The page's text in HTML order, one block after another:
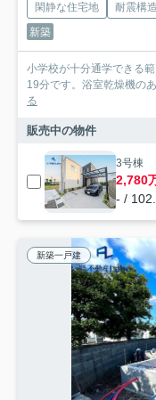
閑静な住宅地 耐震構造
新築
小学校が十分通学できる
19分です。浴室乾燥機の
る
販売中の物件
3号棟
2,780
- /
新築一戸建